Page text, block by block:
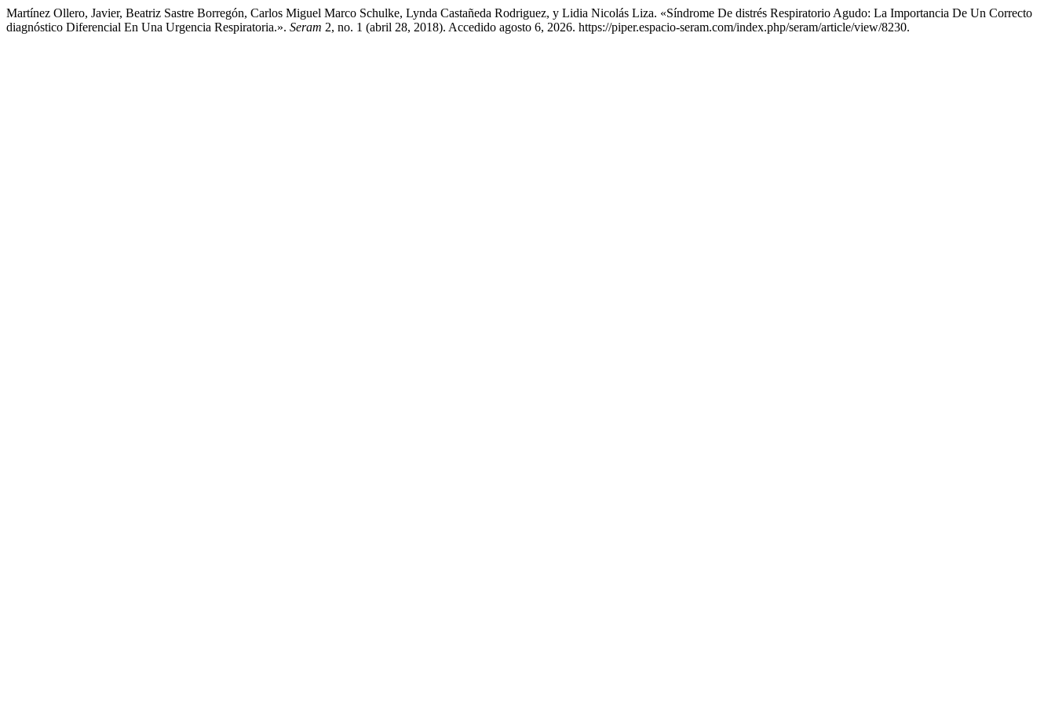
Martínez Ollero, Javier, Beatriz Sastre Borregón, Carlos Miguel Marco Schulke, Lynda Castañeda Rodriguez, y Lidia Nicolás Liza. «Síndrome De distrés Respiratorio Agudo: La Importancia De Un Correcto
diagnóstico Diferencial En Una Urgencia Respiratoria.». Seram 2, no. 1 (abril 28, 2018). Accedido agosto 6, 2026. https://piper.espacio-seram.com/index.php/seram/article/view/8230.